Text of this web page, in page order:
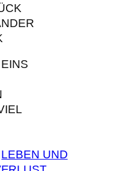
LEBEN UND